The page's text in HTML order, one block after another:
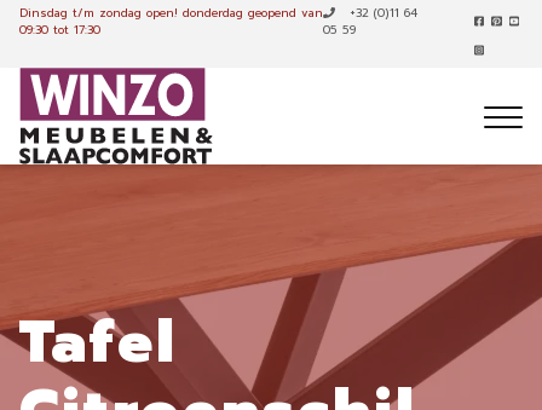
Dinsdag t/m zondag open! donderdag geopend van
09:30 tot 17:30
+32 (0)11 64
05 59
Tafel